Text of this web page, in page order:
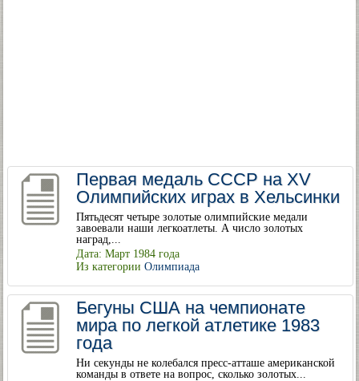
Первая медаль СССР на XV
Олимпийских играх в Хельсинки
Пятьдесят четыре золотые олимпийские медали
завоевали наши легкоатлеты. А число золотых
наград,...
Дата: Март 1984 года
Из категории Олимпиада
Бегуны США на чемпионате
мира по легкой атлетике 1983
года
Ни секунды не колебался пресс-атташе американской
команды в ответе на вопрос, сколько золотых...